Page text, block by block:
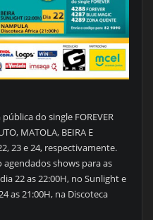
do single FOREVER
MATOLA, BEIRA E
23 e 24, respectivamente.
agendados shows para as
22 as 22:00H, no Sunlight e
as 21:00H, na Discoteca